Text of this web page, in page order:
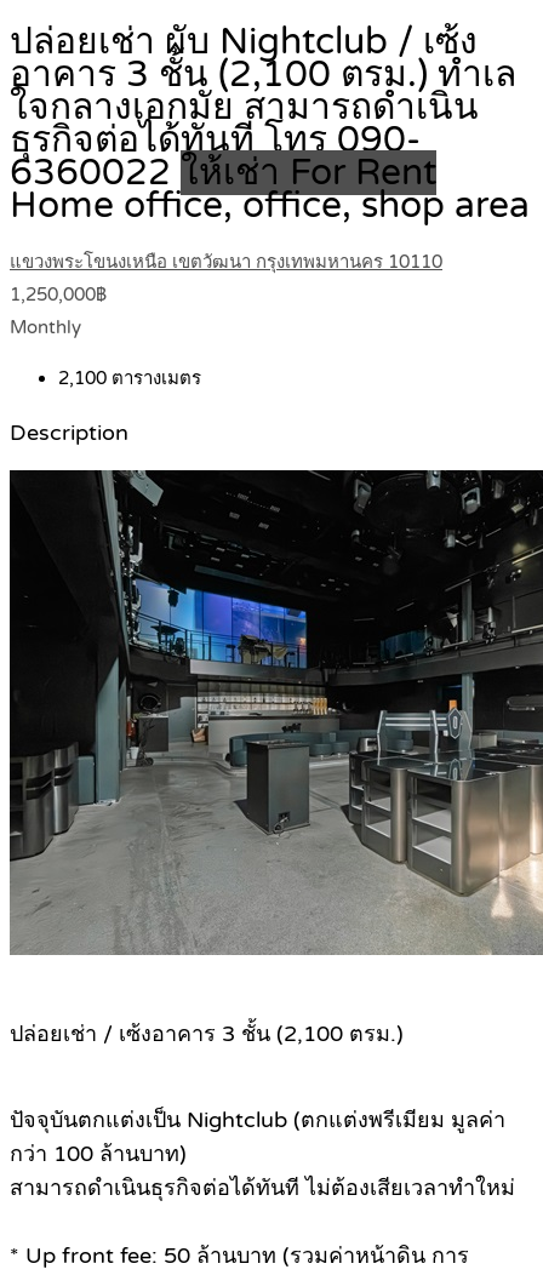
ปล่อยเช่า ผับ Nightclub / เซ้ง
อาคาร 3 ชั้น (2,100 ตรม.) ทำเล
ใจกลางเอกมัย สามารถดำเนิน
ธุรกิจต่อได้ทันที โทร 090-
6360022 ให้เช่า For Rent
Home office, office, shop area
แขวงพระโขนงเหนือ เขตวัฒนา กรุงเทพมหานคร 10110
1,250,000฿
Monthly
2,100 ตารางเมตร
Description
ปล่อยเช่า / เซ้งอาคาร 3 ชั้น (2,100 ตรม.)
ปัจจุบันตกแต่งเป็น Nightclub (ตกแต่งพรีเมียม มูลค่า
กว่า 100 ล้านบาท)
สามารถดำเนินธุรกิจต่อได้ทันที ไม่ต้องเสียเวลาทำใหม่
* Up front fee: 50 ล้านบาท (รวมค่าหน้าดิน การ